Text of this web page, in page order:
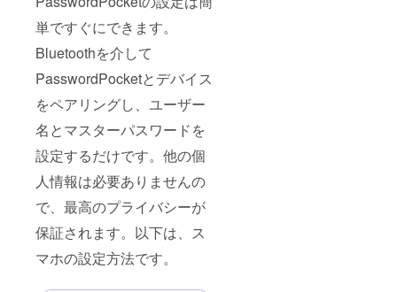
単ですぐにできます。
Bluetoothを介して
PasswordPocketとデバイス
をペアリングし、ユーザー
名とマスターパスワードを
設定するだけです。他の個
人情報は必要ありませんの
で、最高のプライバシーが
保証されます。以下は、ス
マホの設定方法です。